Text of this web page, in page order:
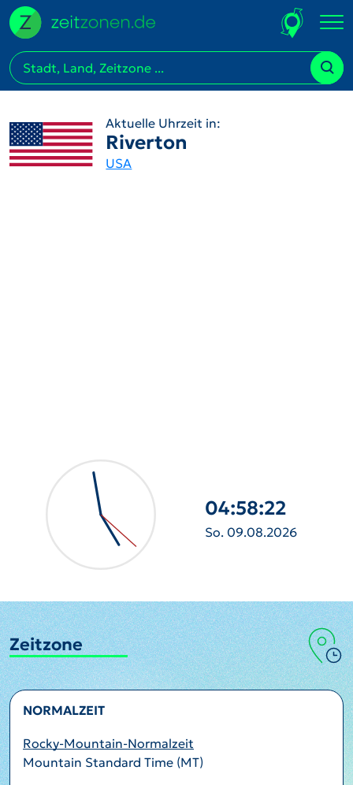
Aktuelle Uhrzeit in:
Riverton
USA
04:58:23
So. 09.08.2026
Zeitzone
NORMALZEIT
Rocky-Mountain-Normalzeit
Mountain Standard Time (MT)